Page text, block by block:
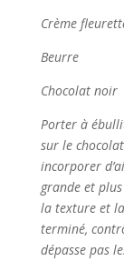
Crème
Porter à
sur le
incorporer
grande et
la texture et
terminé,
dépasse pas